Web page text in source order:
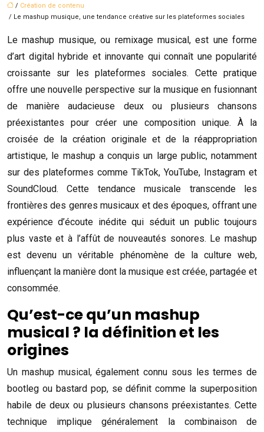
/ Création de contenu
/ Le mashup musique, une tendance créative sur les plateformes sociales
Le mashup musique, ou remixage musical, est une forme
d’art digital hybride et innovante qui connaît une popularité
croissante sur les plateformes sociales. Cette pratique
offre une nouvelle perspective sur la musique en fusionnant
de manière audacieuse deux ou plusieurs chansons
préexistantes pour créer une composition unique. À la
croisée de la création originale et de la réappropriation
artistique, le mashup a conquis un large public, notamment
sur des plateformes comme TikTok, YouTube, Instagram et
SoundCloud. Cette tendance musicale transcende les
frontières des genres musicaux et des époques, offrant une
expérience d’écoute inédite qui séduit un public toujours
plus vaste et à l’affût de nouveautés sonores. Le mashup
est devenu un véritable phénomène de la culture web,
influençant la manière dont la musique est créée, partagée et
consommée.
Qu’est-ce qu’un mashup
musical ? la définition et les
origines
Un mashup musical, également connu sous les termes de
bootleg ou bastard pop, se définit comme la superposition
habile de deux ou plusieurs chansons préexistantes. Cette
technique implique généralement la combinaison de